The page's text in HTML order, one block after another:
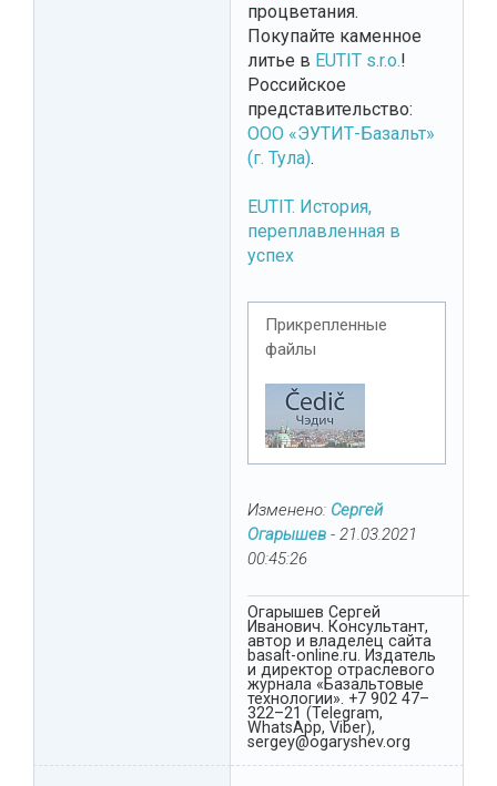
процветания.
Покупайте каменное
литье в EUTIT s.r.o.!
Российское
представительство:
ООО «ЭУТИТ-Базальт»
(г. Тула).
EUTIT. История,
переплавленная в
успех
Прикрепленные
файлы
Изменено: Сергей
Огарышев - 21.03.2021
00:45:26
Огарышев Сергей
Иванович. Консультант,
автор и владелец сайта
basalt-online.ru. Издатель
и директор отраслевого
журнала «Базальтовые
технологии». +7 902 47–
322–21 (Telegram,
WhatsApp, Viber),
sergey@ogaryshev.org